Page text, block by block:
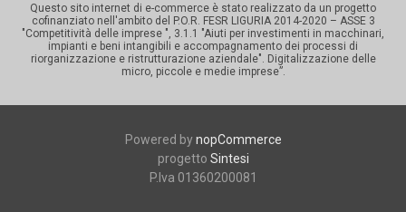
Questo sito internet di e-commerce è stato realizzato da un progetto
cofinanziato nell'ambito del P.O.R. FESR LIGURIA 2014-2020 – ASSE 3
"Competitività delle imprese ", 3.1.1 "Aiuti per investimenti in macchinari,
impianti e beni intangibili e accompagnamento dei processi di
riorganizzazione e ristrutturazione aziendale". Digitalizzazione delle
micro, piccole e medie imprese”.
Powered bynopCommerce
progetto Sintesi
P.Iva 01360200081